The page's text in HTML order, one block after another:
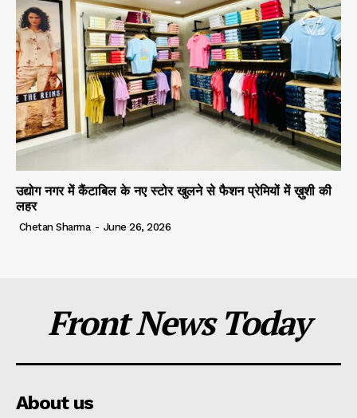
उद्योग नगर में कैंटाबिल के नए स्टोर खुलने से फैशन प्रेमियों में ख़ुशी की
लहर
Chetan Sharma - June 26, 2026
Front News Today
About us